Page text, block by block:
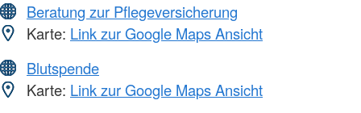
Beratung zur Pflegeversicherung
Karte: Link zur Google Maps Ansicht
Blutspende
Karte: Link zur Google Maps Ansicht